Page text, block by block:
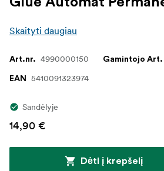
Skaityti daugiau
Art.nr. 4990000150 Gamintojo Art.
EAN 5410091323974
Sandėlyje
14,90 €
Dėti į krepšelį